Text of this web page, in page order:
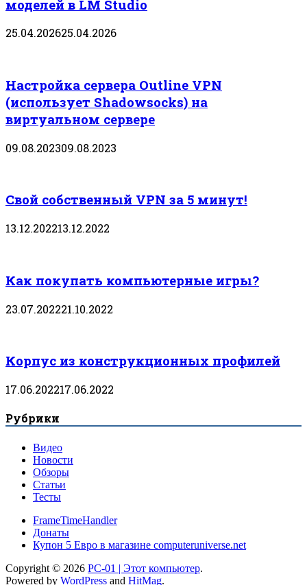
моделей в LM Studio
25.04.202625.04.2026
Настройка сервера Outline VPN
(использует Shadowsocks) на
виртуальном сервере
09.08.202309.08.2023
Свой собственный VPN за 5 минут!
13.12.202213.12.2022
Как покупать компьютерные игры?
23.07.202221.10.2022
Корпус из конструкционных профилей
17.06.202217.06.2022
Рубрики
Видео
Новости
Обзоры
Статьи
Тесты
FrameTimeHandler
Донаты
Купон 5 Евро в магазине computeruniverse.net
Copyright © 2026 PC-01 | Этот компьютер.
Powered by WordPress and HitMag.